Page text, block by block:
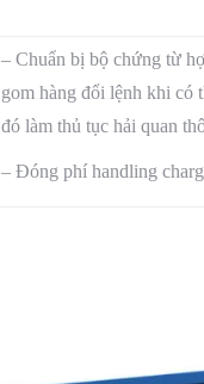
– Chuẩn bị bộ chứng từ
gom hàng đổi lệnh khi có
đó làm thủ tục hải quan
– Đóng phí handling